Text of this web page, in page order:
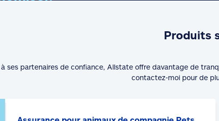
Produits
ses partenaires de confiance, Allstate offre davantage de
contactez-moi pour de